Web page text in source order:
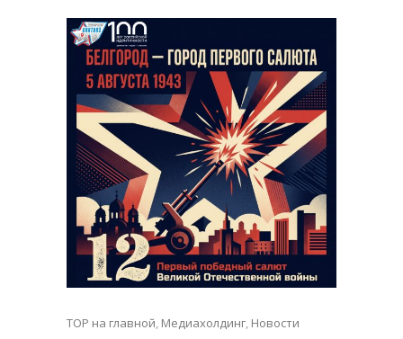
TOP на главной, Медиахолдинг, Новости